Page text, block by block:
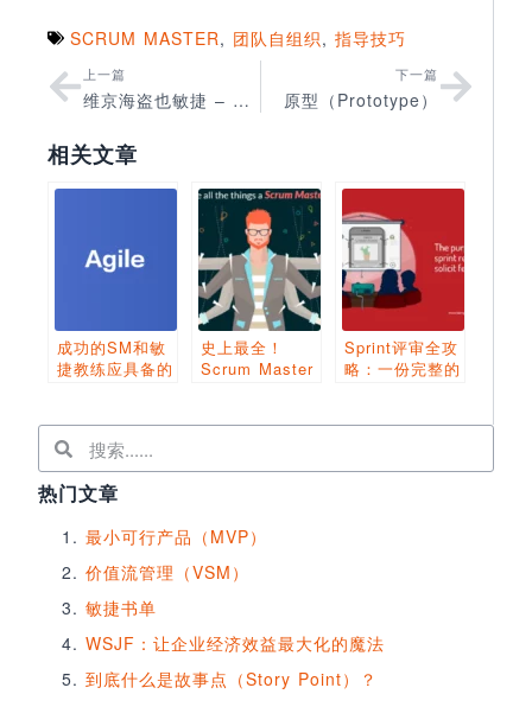
SCRUM MASTER, 团队自组织, 指导技巧
上一篇
维京海盗也敏捷 – Scrum职责详解
下一篇
原型（Prototype）
相关文章
成功的SM和敏
捷教练应具备的
史上最全！
Scrum Master
Sprint评审全攻
略：一份完整的
热门文章
最小可行产品（MVP）
价值流管理（VSM）
敏捷书单
WSJF：让企业经济效益最大化的魔法
到底什么是故事点（Story Point）？